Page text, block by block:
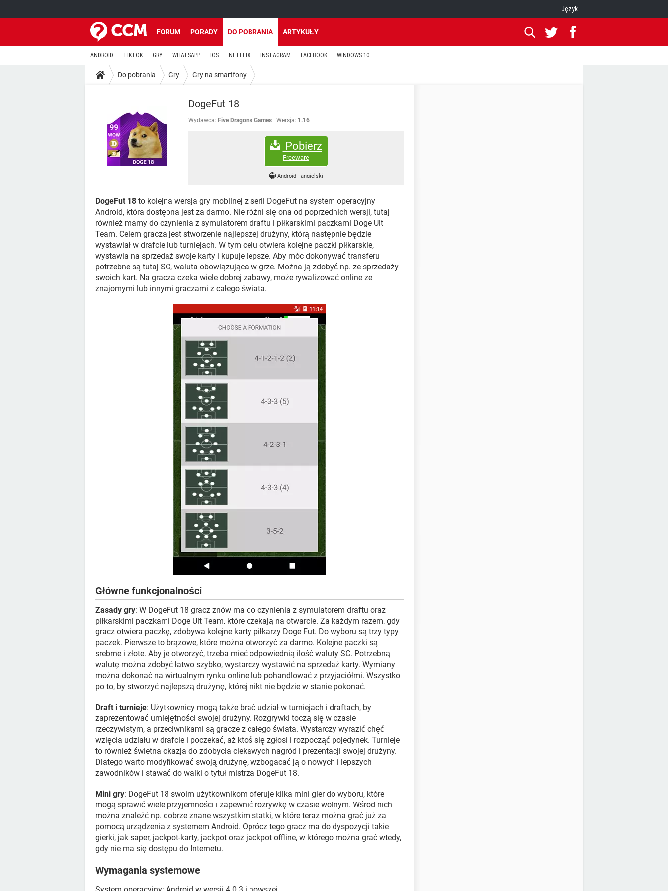
Język
FORUM PORADY DO POBRANIA ARTYKUŁY
ANDROID TIKTOK GRY WHATSAPP IOS NETFLIX INSTAGRAM FACEBOOK WINDOWS 10
Do pobrania Gry Gry na smartfony
DogeFut 18
Wydawca: Five Dragons Games Wersja: 1.16
Pobierz
Freeware
Android-angielski
DogeFut 18 to kolejna wersja gry mobilnej z serii DogeFut na system operacyjny
Android, która dostępna jest za darmo. Nie różni się ona od poprzednich wersji, tutaj
również mamy do czynienia z symulatorem draftu i piłkarskimi paczkami Doge Ult
Team. Celem gracza jest stworzenie najlepszej drużyny, którą następnie będzie
wystawiał w drafcie lub turniejach. W tym celu otwiera kolejne paczki piłkarskie,
wystawia na sprzedaż swoje karty i kupuje lepsze. Aby móc dokonywać transferu
potrzebne są tutaj SC, waluta obowiązująca w grze. Można ją zdobyć np. ze sprzedaży
swoich kart. Na gracza czeka wiele dobrej zabawy, może rywalizować online ze
znajomymi lub innymi graczami z całego świata.
Główne funkcjonalności
Zasady gry: W DogeFut 18 gracz znów ma do czynienia z symulatorem draftu oraz
piłkarskimi paczkami Doge Ult Team, które czekają na otwarcie. Za każdym razem, gdy
gracz otwiera paczkę, zdobywa kolejne karty piłkarzy Doge Fut. Do wyboru są trzy typy
paczek. Pierwsze to brązowe, które można otworzyć za darmo. Kolejne paczki są
srebrne i złote. Aby je otworzyć, trzeba mieć odpowiednią ilość waluty SC. Potrzebną
walutę można zdobyć łatwo szybko, wystarczy wystawić na sprzedaż karty. Wymiany
można dokonać na wirtualnym rynku online lub pohandlować z przyjaciółmi. Wszystko
po to, by stworzyć najlepszą drużynę, której nikt nie będzie w stanie pokonać.
Draft i turnieje: Użytkownicy mogą także brać udział w turniejach i draftach, by
zaprezentować umiejętności swojej drużyny. Rozgrywki toczą się w czasie
rzeczywistym, a przeciwnikami są gracze z całego świata. Wystarczy wyrazić chęć
wzięcia udziału w drafcie i poczekać, aż ktoś się zgłosi i rozpocząć pojedynek. Turnieje
to również świetna okazja do zdobycia ciekawych nagród i prezentacji swojej drużyny.
Dlatego warto modyfikować swoją drużynę, wzbogacać ją o nowych i lepszych
zawodników i stawać do walki o tytuł mistrza DogeFut 18.
Mini gry: DogeFut 18 swoim użytkownikom oferuje kilka mini gier do wyboru, które
mogą sprawić wiele przyjemności i zapewnić rozrywkę w czasie wolnym. Wśród nich
można znaleźć np. dobrze znane wszystkim statki, w które teraz można grać już za
pomocą urządzenia z systemem Android. Oprócz tego gracz ma do dyspozycji takie
gierki, jak saper, jackpot-karty, jackpot oraz jackpot offline, w którego można grać wtedy,
gdy nie ma się dostępu do Internetu.
Wymagania systemowe